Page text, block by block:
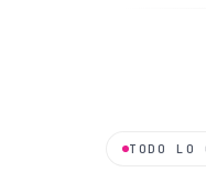
TODO LO